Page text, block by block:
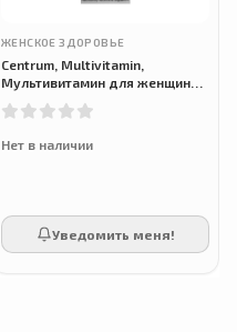
ЖЕНСКОЕ ЗДОРОВЬЕ
Centrum, Multivitamin,
Мультивитамин для женщин
старше 50 лет, 100 таблеток
Нет в наличии
Уведомить меня!